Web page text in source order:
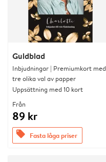
Guldblad
Inbjudningar | Premiumkort med
tre olika val av papper
Uppsättning med 10 kort
Från
89 kr
offers Fasta låga priser